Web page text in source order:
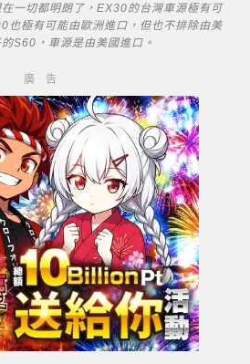
一切都明朗了，EX30的台灣車源極有可
也極有可能由歐洲進口，但也不排除由美
S60，車源是由美國進口。